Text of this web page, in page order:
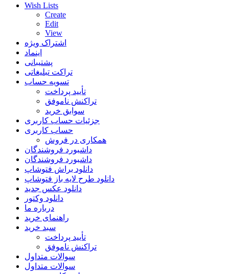
Wish Lists
Create
Edit
View
اشتراک ویژه
اینماد
پشتیبانی
تراکت تبلیغاتی
تسویه حساب
تأیید پرداخت
تراکنش ناموفق
سوابق خرید
جزئیات حساب کاربری
حساب کاربری
همکاری در فروش
داشبورد فروشندگان
داشبورد فروشندگان
دانلود براش فتوشاپ
دانلود طرح لایه باز فتوشاپ
دانلود عکس جدید
دانلود وکتور
درباره ما
راهنمای خرید
سبد خرید
تأیید پرداخت
تراکنش ناموفق
سوالات متداول
سوالات متداول